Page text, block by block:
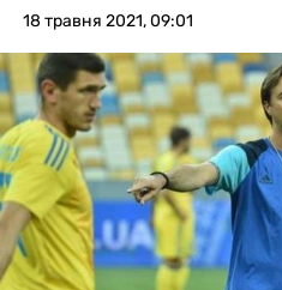
БУКМЕКЕРИ
18 травня 2021, 09:01